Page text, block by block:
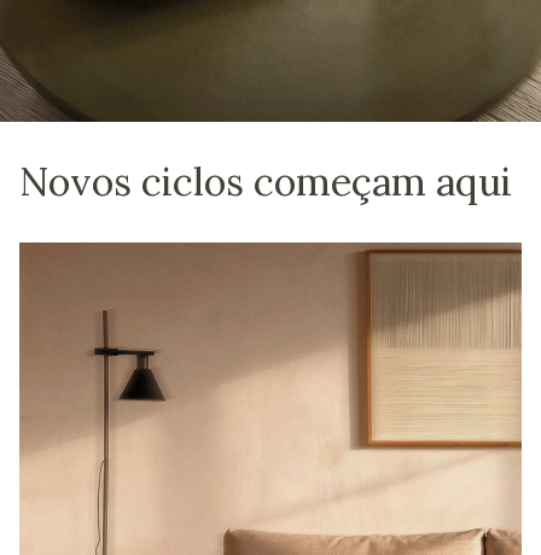
Novos ciclos começam aqui